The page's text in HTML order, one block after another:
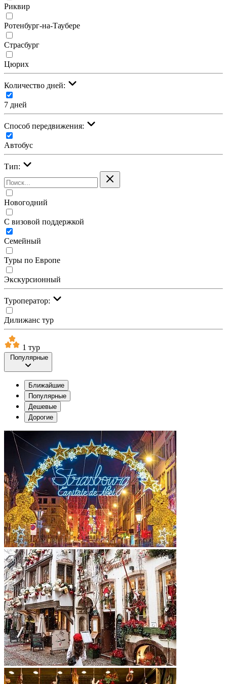
Риквир
Ротенбург-на-Таубере
Страсбург
Цюрих
Количество дней:
7 дней
Cпособ передвижения:
Автобус
Тип:
Новогодний
С визовой поддержкой
Семейный
Туры по Европе
Экскурсионный
Туроператор:
Дилижанс тур
1 тур
Популярные
Ближайшие
Популярные
Дешевые
Дорогие